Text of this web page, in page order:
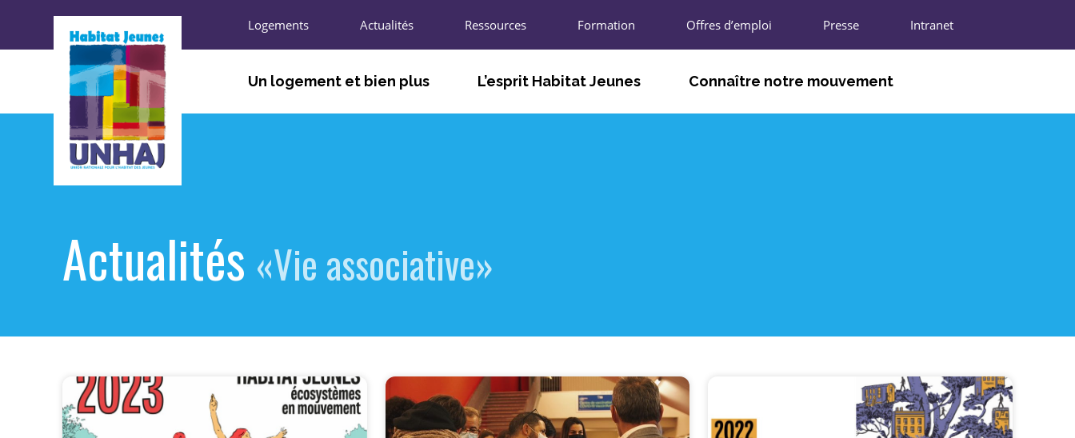
Logements Actualités Ressources Formation Offres d’emploi Presse Intranet
Un logement et bien plus L’esprit Habitat Jeunes
PARTICIPER À LA VIE LOCALE ET
ÉCONOMIQUE
Connaître notre mouvement
Actualités «Vie associative»